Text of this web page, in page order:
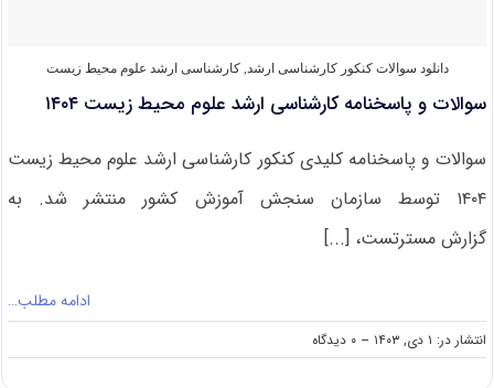
دانلود سوالات کنکور کارشناسی ارشد,کارشناسی ارشد علوم محیط‌ زیست
سوالات و پاسخنامه کارشناسی ارشد علوم محیط‌‌ زیست ۱۴۰۴
سوالات و پاسخنامه کلیدی کنکور کارشناسی ارشد علوم محیط‌ زیست
۱۴۰۴ توسط سازمان سنجش آموزش کشور منتشر شد. به
گزارش مسترتست، [...]
ادامه مطلب…
انتشار در: ۱ دی, ۱۴۰۳ -- ۰ دیدگاه
on
سوالات